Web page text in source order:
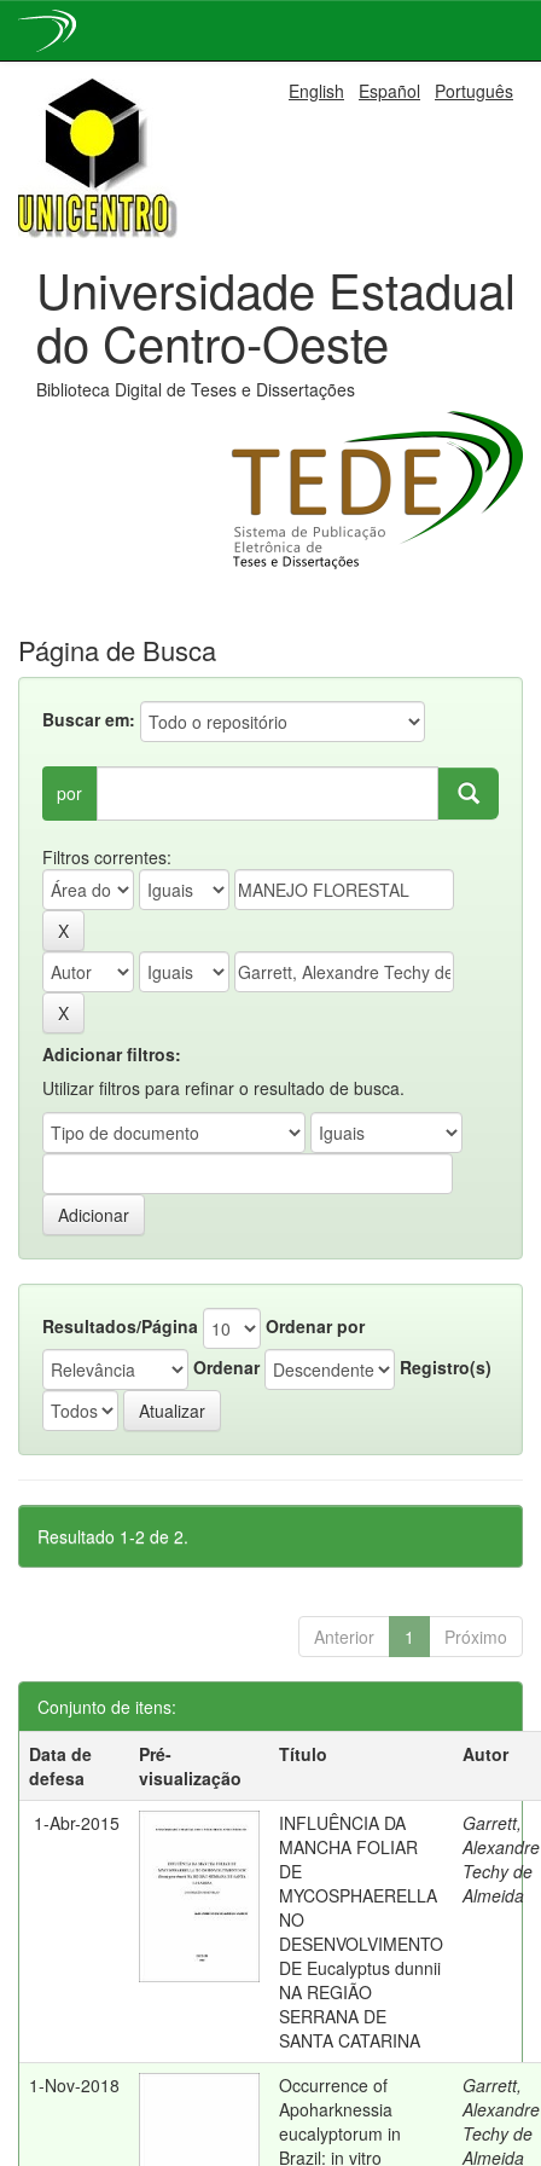
navigation
English Español Português
Universidade Estadual
do Centro-Oeste
Biblioteca Digital de Teses e Dissertações
Página de Busca
Buscar em:
por
Filtros correntes:
Adicionar filtros:
Utilizar filtros para refinar o resultado de busca.
Resultados/Página
Ordenar por
Ordenar
Registro(s)
Resultado 1-2 de 2.
Anterior 1 Próximo
Conjunto de itens:
Data de
defesa
Pré-
visualização
Título Autor
1-Abr-2015
INFLUÊNCIA DA
MANCHA FOLIAR
DE
MYCOSPHAERELLA
NO
DESENVOLVIMENTO
DE Eucalyptus dunnii
NA REGIÃO
SERRANA DE
SANTA CATARINA
Garrett,
Alexandre
Techy de
Almeida
1-Nov-2018
Occurrence of
Apoharknessia
eucalyptorum in
Brazil: in vitro
Garrett,
Alexandre
Techy de
Almeida